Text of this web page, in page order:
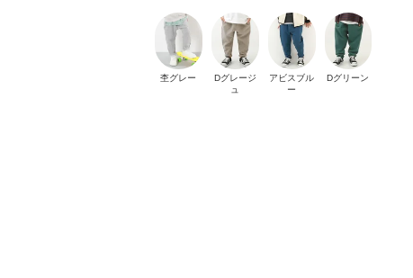
杢グレー
Dグレージ
ュ
アビスブル
ー
Dグリーン